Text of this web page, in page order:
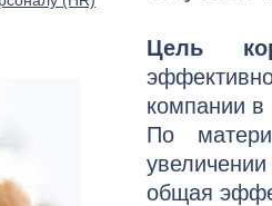
Цель
компании
По
общая